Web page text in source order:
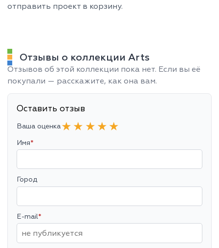
отправить проект в корзину.
Отзывы о коллекции Arts
Отзывов об этой коллекции пока нет. Если вы её
покупали — расскажите, как она вам.
Оставить отзыв
Ваша оценка ★
★
★
★
★
Имя*
Город
E-mail*